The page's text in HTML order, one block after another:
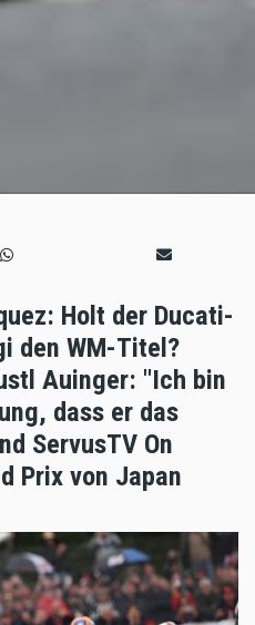
Holt der Ducati-
den WM-Titel?
Auinger: "Ich bin
dass er das
ServusTV On
Prix von Japan